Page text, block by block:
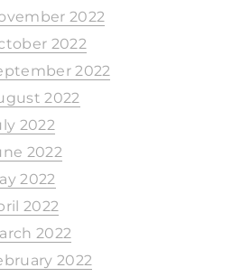
2022
2022
2022
2022
2022
2022
2022
2022
2022
2022